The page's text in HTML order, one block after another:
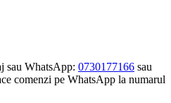
sau WhatsApp: 0730177166 sau
comenzi pe WhatsApp la numarul